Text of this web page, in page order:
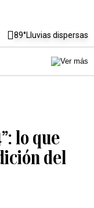
89°Lluvias dispersas
lo que
del